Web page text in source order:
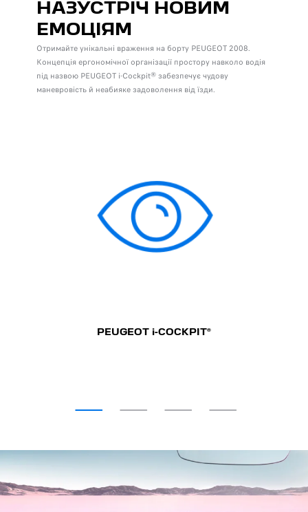
НАЗУСТРІЧ НОВИМ
ЕМОЦІЯМ
Отримайте унікальні враження на борту PEUGEOT 2008.
Концепція ергономічної організації простору навколо водія
під назвою PEUGEOT i-Cockpit® забезпечує чудову
маневровість й неабияке задоволення від їзди.
PEUGEOT i-COCKPIT®